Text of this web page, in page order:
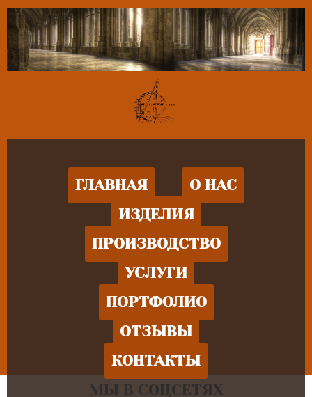
ГЛАВНАЯ
О НАС
ИЗДЕЛИЯ
ПРОИЗВОДСТВО
УСЛУГИ
ПОРТФОЛИО
ОТЗЫВЫ
КОНТАКТЫ
МЫ В СОЦСЕТЯХ